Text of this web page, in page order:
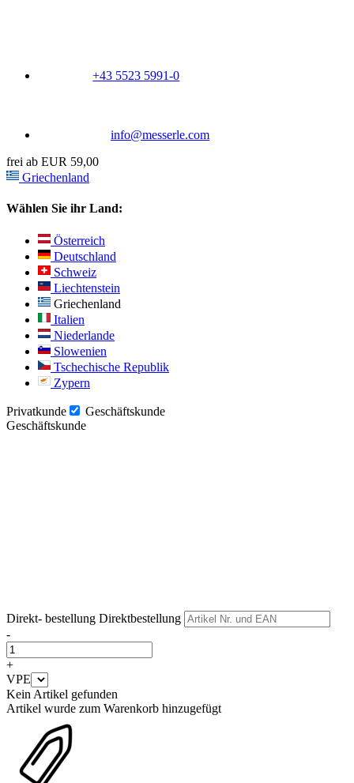
+43 5523 5991-0
info@messerle.com
frei ab EUR 59,00
Griechenland
Wählen Sie ihr Land:
Österreich
Deutschland
Schweiz
Liechtenstein
Griechenland
Italien
Niederlande
Slowenien
Tschechische Republik
Zypern
Privatkunde
Geschäftskunde
Geschäftskunde
Direkt- bestellung Direktbestellung
-
+
VPE
Kein Artikel gefunden
Artikel wurde zum Warenkorb hinzugefügt